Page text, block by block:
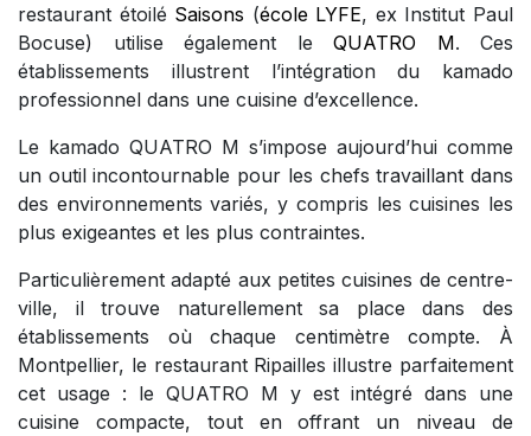
restaurant étoilé Saisons (école LYFE, ex Institut Paul
Bocuse) utilise également le QUATRO M. Ces
établissements illustrent l’intégration du kamado
professionnel dans une cuisine d’excellence.
Le kamado QUATRO M s’impose aujourd’hui comme
un outil incontournable pour les chefs travaillant dans
des environnements variés, y compris les cuisines les
plus exigeantes et les plus contraintes.
Particulièrement adapté aux petites cuisines de centre-
ville, il trouve naturellement sa place dans des
établissements où chaque centimètre compte. À
Montpellier, le restaurant Ripailles illustre parfaitement
cet usage : le QUATRO M y est intégré dans une
cuisine compacte, tout en offrant un niveau de